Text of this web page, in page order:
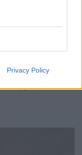
Privacy Policy